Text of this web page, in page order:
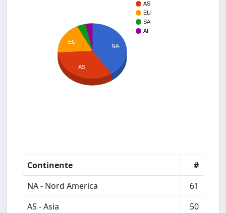
AS
EU
SA
AF
NA
EU
AS
Continente
#
NA - Nord America
61
AS - Asia
50